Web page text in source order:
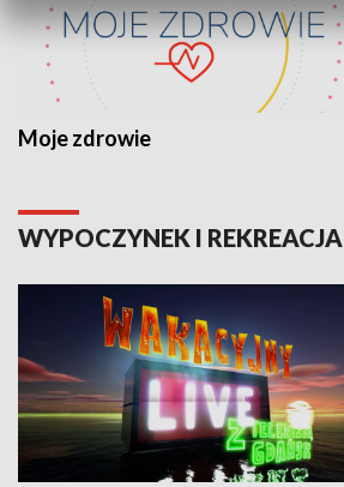
Moje zdrowie
WYPOCZYNEK I REKREACJA